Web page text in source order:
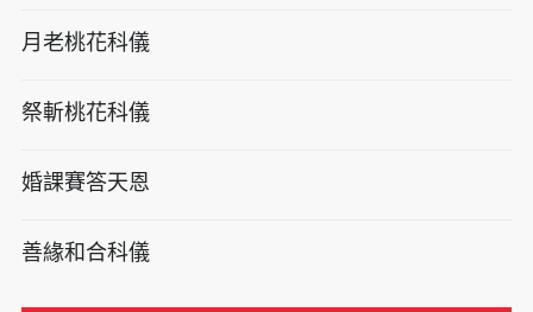
月老桃花科儀
祭斬桃花科儀
婚課賽答天恩
善緣和合科儀